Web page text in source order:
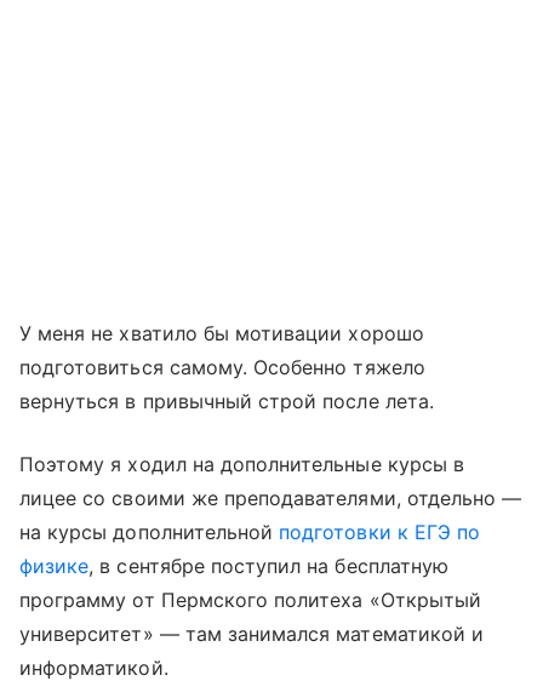
У меня не хватило бы мотивации хорошо
подготовиться самому. Особенно тяжело
вернуться в привычный строй после лета.
Поэтому я ходил на дополнительные курсы в
лицее со своими же преподавателями, отдельно —
на курсы дополнительной подготовки к ЕГЭ по
физике, в сентябре поступил на бесплатную
программу от Пермского политеха «Открытый
университет» — там занимался математикой и
информатикой.